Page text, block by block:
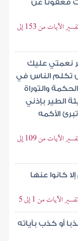
فعفونا عن
تفسير مقاتل بن سليمان > تفسير سورة النساء > تفسير الآيات من 153 إلى
نعمتي عليك
تكلم الناس في
والتوراة
الطير بإذني
الأكمه
تفسير مقاتل بن سليمان > تفسير سورة المائدة > تفسير الآيات من 109 إلى
كانوا عنها
من 1 إلى 5
أو كذب بآياته